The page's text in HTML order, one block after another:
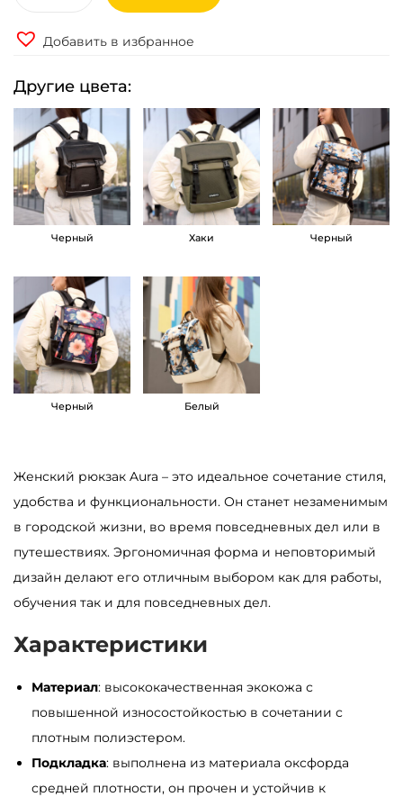
л
е
с
т
в
о
о
в
а
р
а
Ж
с
к
и
й
р
ю
з
а
к
S
a
m
Добавить в избранное
Другие цвета:
Черный Хаки Черный
Черный Белый
Женский рюкзак Aura – это идеальное сочетание стиля,
удобства и функциональности. Он станет незаменимым
в городской жизни, во время повседневных дел или в
путешествиях. Эргономичная форма и неповторимый
дизайн делают его отличным выбором как для работы,
обучения так и для повседневных дел.
Характеристики
Материал: высококачественная экокожа с
повышенной износостойкостью в сочетании с
плотным полиэстером.
Подкладка: выполнена из материала оксфорда
средней плотности, он прочен и устойчив к